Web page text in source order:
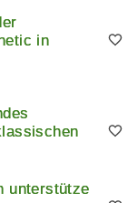
in
unterstütze